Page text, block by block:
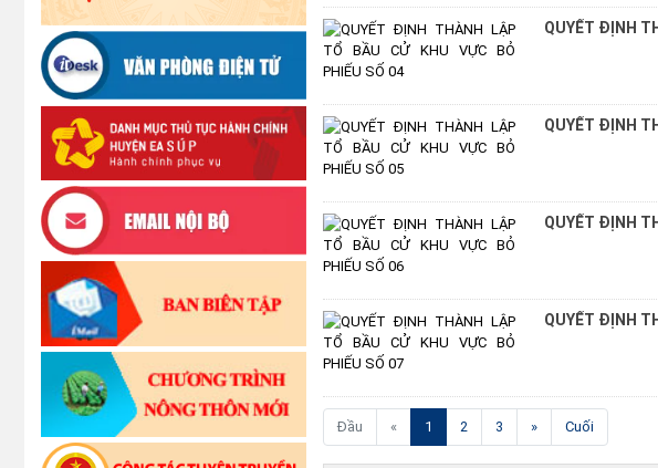
QUYẾT ĐỊNH
QUYẾT ĐỊNH
QUYẾT ĐỊNH
QUYẾT ĐỊNH
Đầu « 1 (current)
2 3 » Cuối